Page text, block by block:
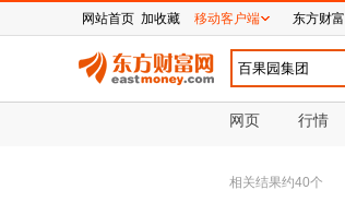
网页 行情
相关结果约40个
网站首页 加收藏 移动客户端 东方财富